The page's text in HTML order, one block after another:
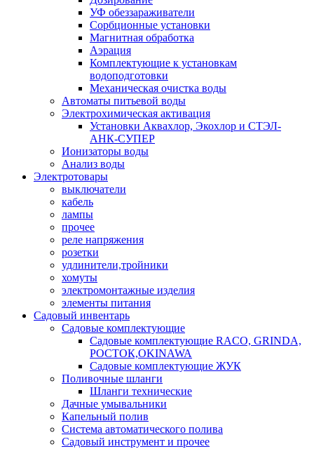
УФ обеззараживатели
Сорбционные установки
Магнитная обработка
Аэрация
Комплектующие к установкам
водоподготовки
Механическая очистка воды
Автоматы питьевой воды
Электрохимическая активация
Установки Аквахлор, Экохлор и СТЭЛ-
АНК-СУПЕР
Ионизаторы воды
Анализ воды
Электротовары
выключатели
кабель
лампы
прочее
реле напряжения
розетки
удлинители,тройники
хомуты
электромонтажные изделия
элементы питания
Садовый инвентарь
Садовые комплектующие
Садовые комплектующие RACO, GRINDA,
РОСТОК,OKINAWA
Садовые комплектующие ЖУК
Поливочные шланги
Шланги технические
Дачные умывальники
Капельный полив
Система автоматического полива
Садовый инструмент и прочее